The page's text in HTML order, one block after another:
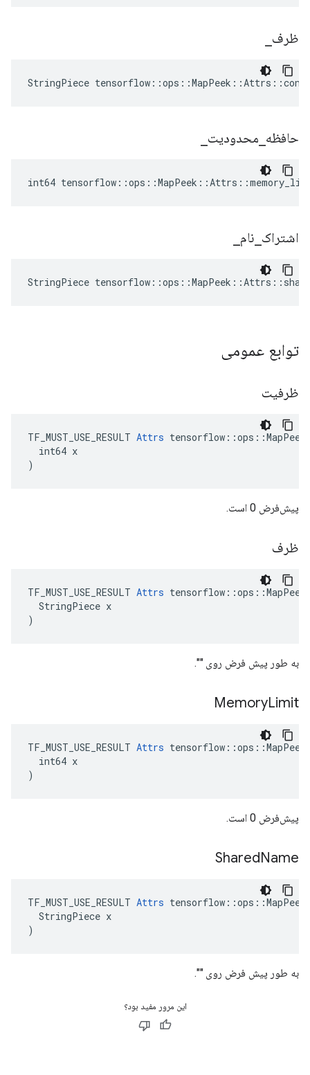
ظرف
StringPiece
حافظه محدودیت
int64
اشتراک نام
StringPiece
توابع عمومی
ظرفیت
TF_MUST_USE_RESULT Attrs
  int64 x
)
پیش‌فرض 0 است.
ظرف
TF_MUST_USE_RESULT Attrs
  StringPiece x
)
به طور پیش فرض روی "".
MemoryLimit
TF_MUST_USE_RESULT Attrs
  int64 x
)
پیش‌فرض 0 است.
SharedName
TF_MUST_USE_RESULT Attrs
  StringPiece x
)
به طور پیش فرض روی "".
این مرور مفید بود؟